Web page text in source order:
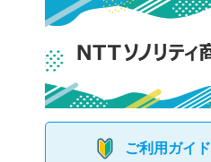
ご利用ガイド